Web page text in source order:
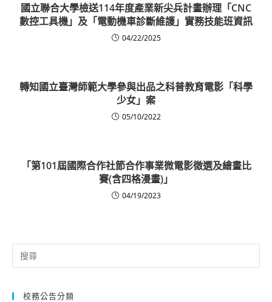
國立聯合大學檢送114年度產業新尖兵計畫辦理「CNC
數控工具機」及「電動機車診斷維護」實務技能班資訊
04/22/2025
轉知國立臺灣師範大學參與出品之科普教育電影「科學
少女」案
05/10/2022
「第101屆國際合作社節合作事業微電影徵選及繪畫比
賽(含四格漫畫)」
04/19/2023
Search
for:
校務公告分類